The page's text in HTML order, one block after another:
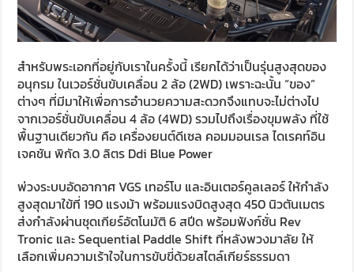
สำหรับพระเอกที่อยู่กับเราในครั้งนี้ เรียกได้ว่าเป็นรุ่นสูงสุดของ
อนุกรม ในเวอร์ชั่นขับเคลื่อน 2 ล้อ (2WD) เพราะฉะนั้น “ของ”
ต่างๆ ที่มีมาให้เพื่อการอำนวยความสะดวกจึงแทบจะไม่ต่างไป
จากเวอร์ชั่นขับเคลื่อน 4 ล้อ (4WD) รวมไปถึงเรื่องขุมพลัง ที่ใช้
พื้นฐานเดียวกัน คือ เครื่องยนต์ดีเซล คอมมอนเรล ไดเรคท์อิน
เจคชัน พิกัด 3.0 ลิตร Ddi Blue Power
พ่วงระบบอัดอากาศ VGS เทอร์โบ และอินเตอร์คูลเลอร์ ให้กำลัง
สูงสุดมาใข้ที่ 190 แรงม้า พร้อมแรงบิดสูงสุด 450 นิวตันเมตร
ส่งกำลังผ่านชุดเกียร์อัตโนมัติ 6 สปีด พร้อมฟังก์ชั่น Rev
Tronic และ Sequential Paddle Shift ที่หลังพวงมาลัย ให้
เลือกเพิ่มความเร้าใจในการขับขี่ด้วยสไตล์เกียร์ธรรมดา